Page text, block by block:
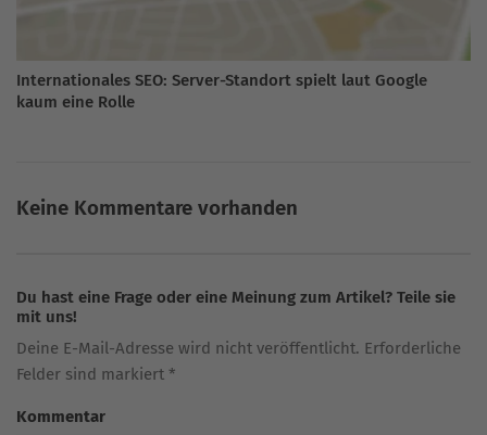
Internationales SEO: Server-Standort spielt laut Google
kaum eine Rolle
Keine Kommentare vorhanden
Du hast eine Frage oder eine Meinung zum Artikel? Teile sie
mit uns!
Deine E-Mail-Adresse wird nicht veröffentlicht. Erforderliche
Felder sind markiert *
Kommentar